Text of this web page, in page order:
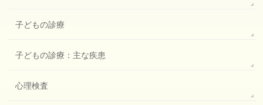
子どもの診療
子どもの診療：主な疾患
心理検査